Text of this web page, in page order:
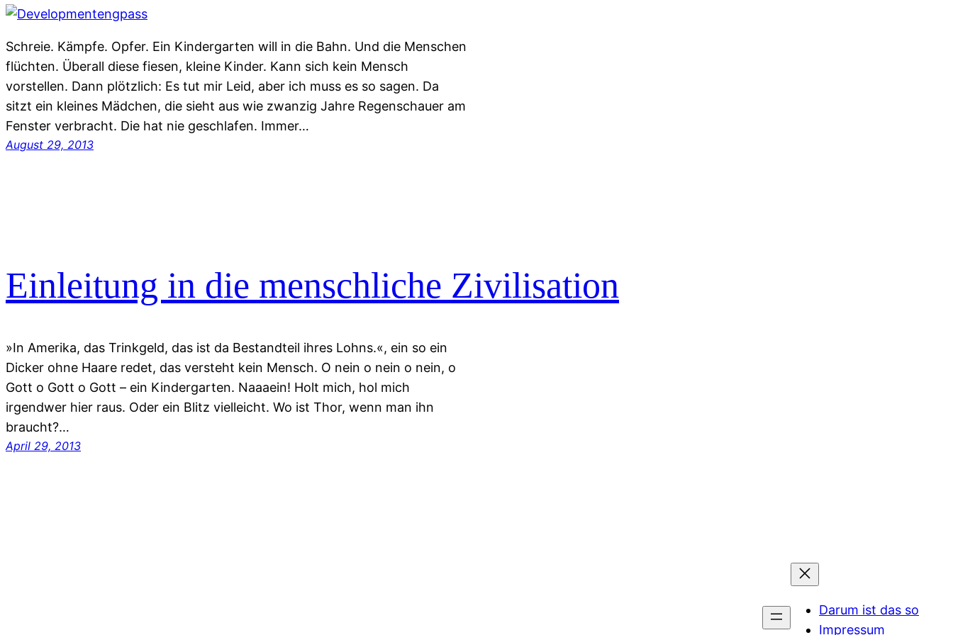
Schreie. Kämpfe. Opfer. Ein Kindergarten will in die Bahn. Und die Menschen
flüchten. Überall diese fiesen, kleine Kinder. Kann sich kein Mensch
vorstellen. Dann plötzlich: Es tut mir Leid, aber ich muss es so sagen. Da
sitzt ein kleines Mädchen, die sieht aus wie zwanzig Jahre Regenschauer am
Fenster verbracht. Die hat nie geschlafen. Immer…
August 29, 2013
Einleitung in die menschliche Zivilisation
»In Amerika, das Trinkgeld, das ist da Bestandteil ihres Lohns.«, ein so ein
Dicker ohne Haare redet, das versteht kein Mensch. O nein o nein o nein, o
Gott o Gott o Gott – ein Kindergarten. Naaaein! Holt mich, hol mich
irgendwer hier raus. Oder ein Blitz vielleicht. Wo ist Thor, wenn man ihn
braucht?…
April 29, 2013
Darum ist das so
Impressum